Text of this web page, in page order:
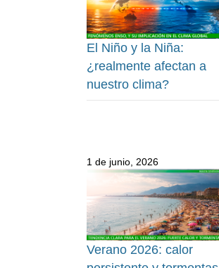
El Niño y la Niña:
¿realmente afectan a
nuestro clima?
1 de junio, 2026
Verano 2026: calor